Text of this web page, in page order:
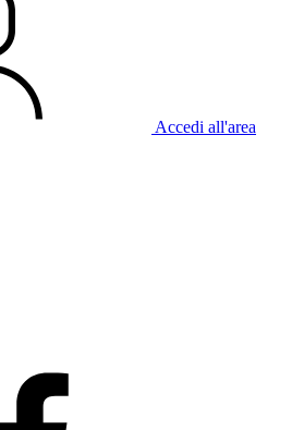
Accedi all'area